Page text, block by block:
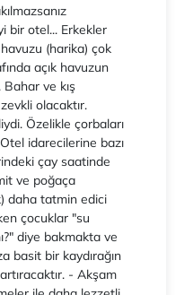
bir otel... Erkekler
havuzu (harika) çok
açık havuzun
ve kış
olacaktır.
Özelikle çorbaları
idarecilerine bazı
çay saatinde
ve poğaça
daha tatmin edici
çocuklar "su
diye bakmakta ve
basit bir kaydırağın
- Akşam